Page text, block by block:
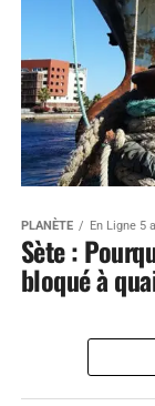
PLANÈTE En Ligne 5
Sète :
bloqué à